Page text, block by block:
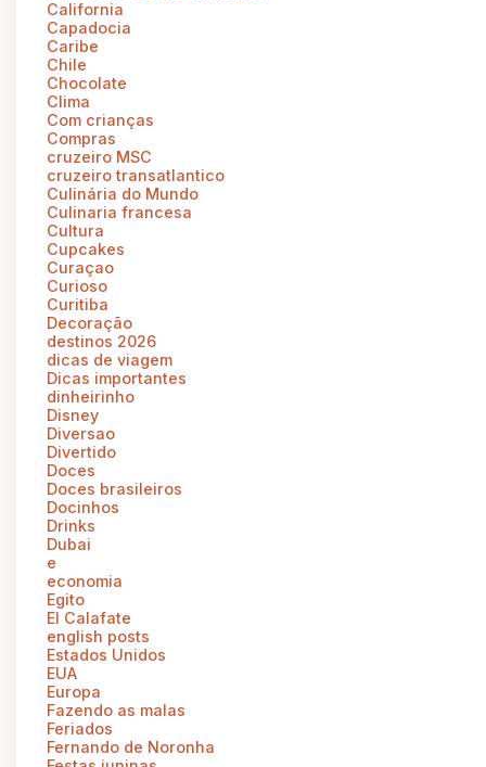
California
Capadocia
Caribe
Chile
Chocolate
Clima
Com crianças
Compras
cruzeiro MSC
cruzeiro transatlantico
Culinária do Mundo
Culinaria francesa
Cultura
Cupcakes
Curaçao
Curioso
Curitiba
Decoração
destinos 2026
dicas de viagem
Dicas importantes
dinheirinho
Disney
Diversao
Divertido
Doces
Doces brasileiros
Docinhos
Drinks
Dubai
e
economia
Egito
El Calafate
english posts
Estados Unidos
EUA
Europa
Fazendo as malas
Feriados
Fernando de Noronha